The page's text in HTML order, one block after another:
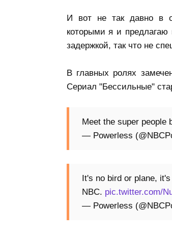
И вот не так давно в
которыми я и предлагаю
задержкой, так что не
В главных ролях
Сериал "Бессильные"
Meet the super people
— Powerless
It's no bird or plane, it's
NBC. pic.twitter.com/
— Powerless